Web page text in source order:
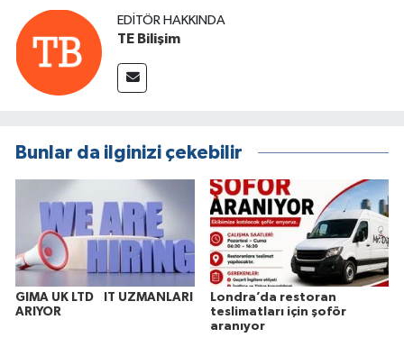
EDITÖR HAKKINDA
TE Bilişim
Bunlar da ilginizi çekebilir
GIMA UK LTD IT UZMANLARI
ARIYOR
Londra’da restoran
teslimatları için şoför
aranıyor